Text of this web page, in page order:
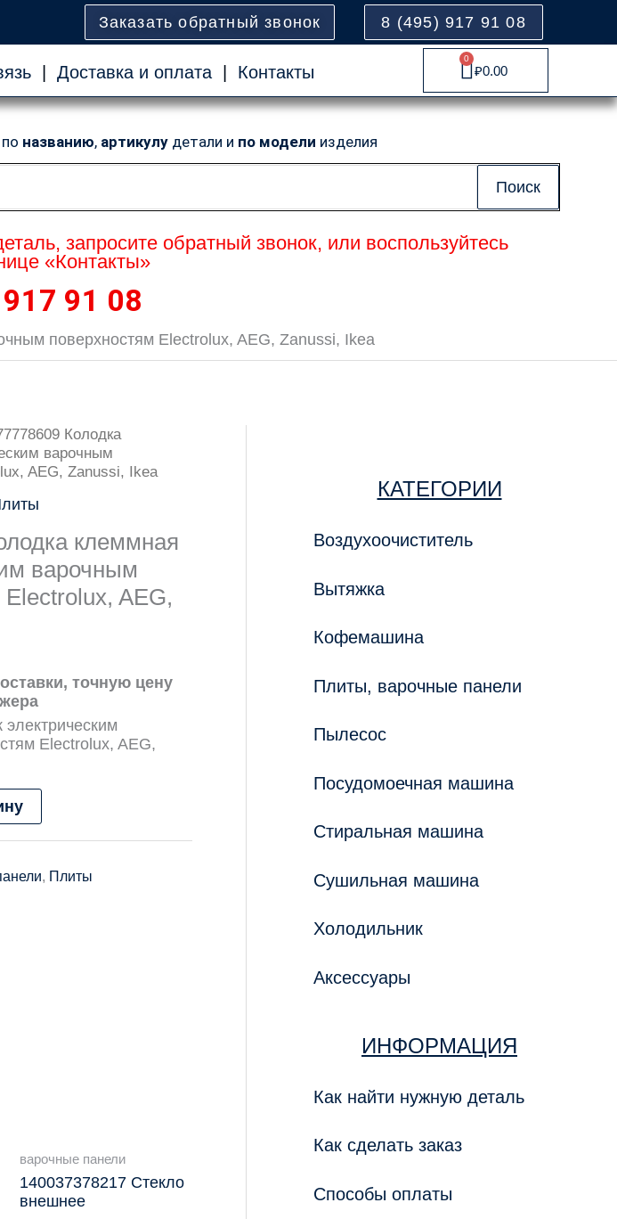
Заказать обратный звонок 8 (495) 917 91 08
| Доставка и оплата| Контакты ₽0.00
0
Cart
названию, артикулу детали и по модели изделия
Поиск
запросите обратный звонок, или воспользуйтесь
«Контакты»
91 08
поверхностям Electrolux, AEG, Zanussi, Ikea
Колодка
варочным
AEG, Zanussi, Ikea
клеммная
варочным
AEG,
точную цену
Electrolux, AEG,
, Плиты
варочные панели
140037378217 Стекло
внешнее
КАТЕГОРИИ
Воздухоочиститель
Вытяжка
Кофемашина
Плиты, варочные панели
Пылесос
Посудомоечная машина
Стиральная машина
Сушильная машина
Холодильник
Аксессуары
ИНФОРМАЦИЯ
Как найти нужную деталь
Как сделать заказ
Способы оплаты